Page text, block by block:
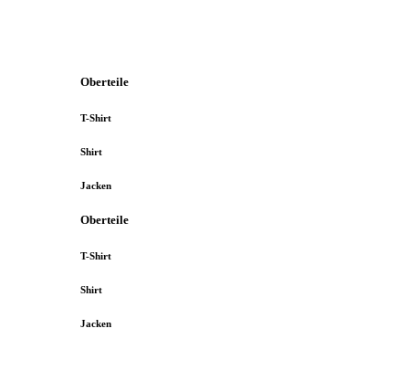
Oberteile
T-Shirt
Shirt
Jacken
Oberteile
T-Shirt
Shirt
Jacken